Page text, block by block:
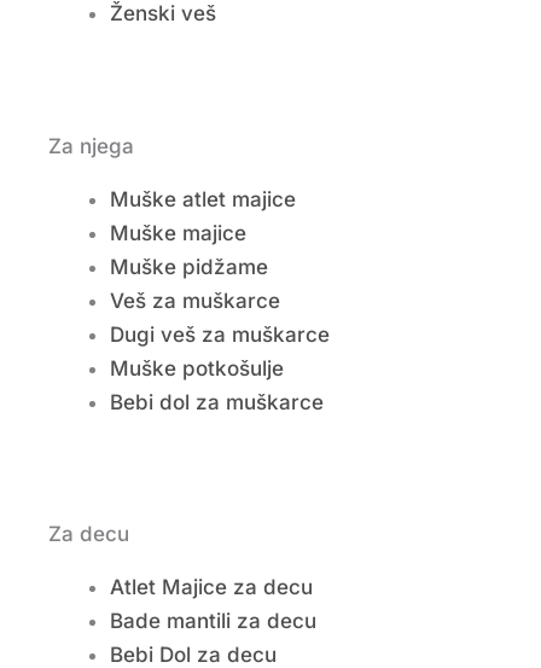
Ženski veš
Za njega
Muške atlet majice
Muške majice
Muške pidžame
Veš za muškarce
Dugi veš za muškarce
Muške potkošulje
Bebi dol za muškarce
Za decu
Atlet Majice za decu
Bade mantili za decu
Bebi Dol za decu